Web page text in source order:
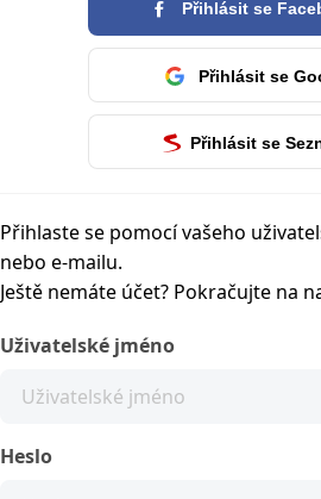
Přihlásit se
Přihlásit se
Přihlásit se
Přihlaste se pomocí vašeho
nebo e-mailu.
Ještě nemáte účet? Pokračujte na
Uživatelské jméno
Heslo